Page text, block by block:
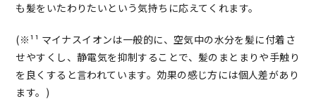
も髪をいたわりたいという気持ちに応えてくれます。
(※¹¹ マイナスイオンは一般的に、空気中の水分を髪に付着さ
せやすくし、静電気を抑制することで、髪のまとまりや手触り
を良くすると言われています。効果の感じ方には個人差があり
ます。)